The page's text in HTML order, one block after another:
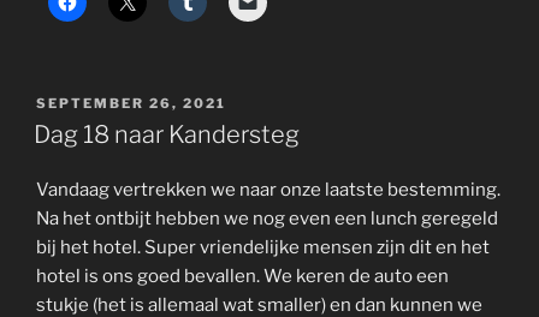
POSTED
ON
SEPTEMBER 26, 2021
Dag 18 naar Kandersteg
Vandaag vertrekken we naar onze laatste bestemming.
Na het ontbijt hebben we nog even een lunch geregeld
bij het hotel. Super vriendelijke mensen zijn dit en het
hotel is ons goed bevallen. We keren de auto een
stukje (het is allemaal wat smaller) en dan kunnen we